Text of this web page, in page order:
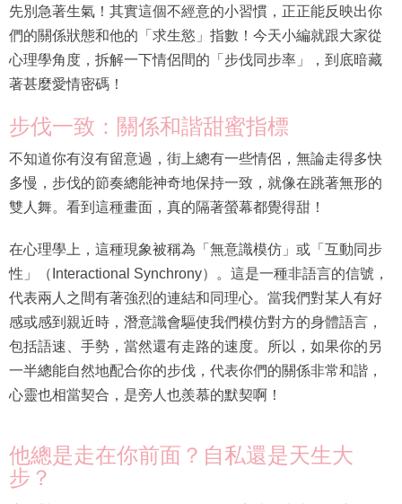
先別急著生氣！其實這個不經意的小習慣，正正能反映出你
們的關係狀態和他的「求生慾」指數！今天小編就跟大家從
心理學角度，拆解一下情侶間的「步伐同步率」，到底暗藏
著甚麼愛情密碼！
步伐一致：關係和諧甜蜜指標
不知道你有沒有留意過，街上總有一些情侶，無論走得多快
多慢，步伐的節奏總能神奇地保持一致，就像在跳著無形的
雙人舞。看到這種畫面，真的隔著螢幕都覺得甜！
在心理學上，這種現象被稱為「無意識模仿」或「互動同步
性」（Interactional Synchrony）。這是一種非語言的信號，
代表兩人之間有著強烈的連結和同理心。當我們對某人有好
感或感到親近時，潛意識會驅使我們模仿對方的身體語言，
包括語速、手勢，當然還有走路的速度。所以，如果你的另
一半總能自然地配合你的步伐，代表你們的關係非常和諧，
心靈也相當契合，是旁人也羨慕的默契啊！
他總是走在你前面？自私還是天生大
步？